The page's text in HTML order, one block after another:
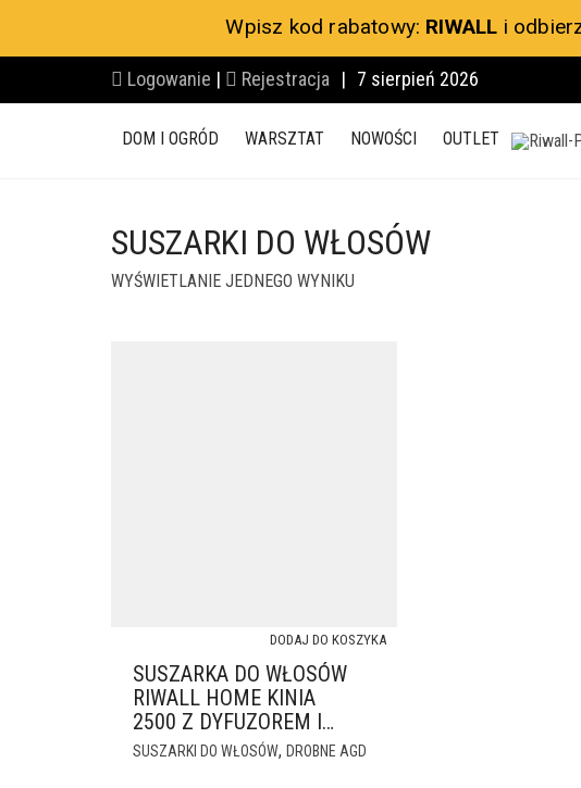
Wpisz kod rabatowy: RIWALL i
Logowanie | Rejestracja | 7 sierpień 2026
DOM I OGRÓD WARSZTAT NOWOŚCI OUTLET
SUSZARKI DO WŁOSÓW
WYŚWIETLANIE JEDNEGO WYNIKU
SUSZARKA DO WŁOSÓW
RIWALL HOME KINIA
2500 Z DYFUZOREM I
KONCENTRATOREM
SUSZARKI DO WŁOSÓW, DROBNE AGD
DODAJ DO KOSZYKA